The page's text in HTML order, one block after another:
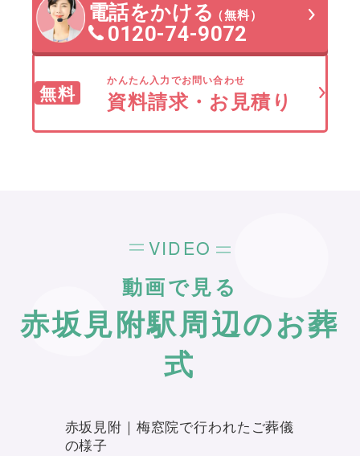
電話をかける（無料）
0120-74-9072
無料
かんたん入力でお問い合わせ
資料請求・お見積り
VIDEO
動画で見る
赤坂見附駅周辺のお葬
式
赤坂見附｜梅窓院で行われたご葬儀
の様子